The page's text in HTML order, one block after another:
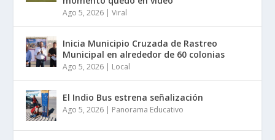
Ago 5, 2026 |Viral
Inicia Municipio Cruzada de Rastreo
Municipal en alrededor de 60 colonias
Ago 5, 2026 | Local
El Indio Bus estrena señalización
Ago 5, 2026 | Panorama Educativo